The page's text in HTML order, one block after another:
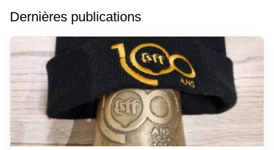
Dernières publications